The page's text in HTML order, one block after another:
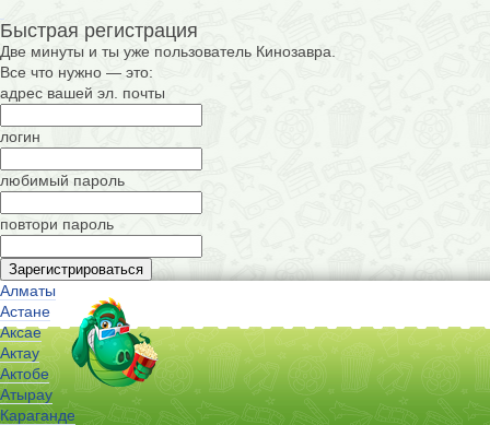
Быстрая регистрация
Две минуты и ты уже пользователь Кинозавра.
Все что нужно — это:
адрес вашей эл. почты
логин
любимый пароль
повтори пароль
Алматы
Астане
Аксае
Актау
Актобе
Атырау
Караганде